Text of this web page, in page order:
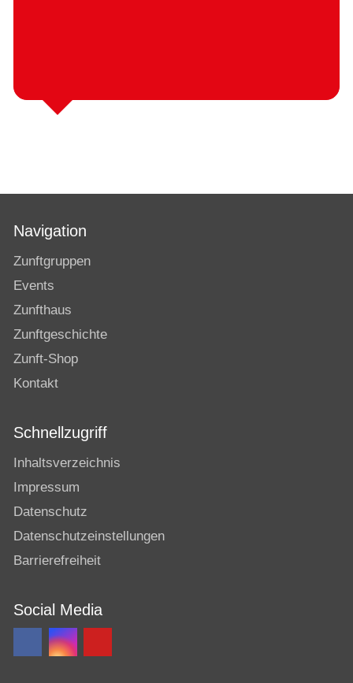
Navigation
Zunftgruppen
Events
Zunfthaus
Zunftgeschichte
Zunft-Shop
Kontakt
Schnellzugriff
Inhaltsverzeichnis
Impressum
Datenschutz
Datenschutzeinstellungen
Barrierefreiheit
Social Media